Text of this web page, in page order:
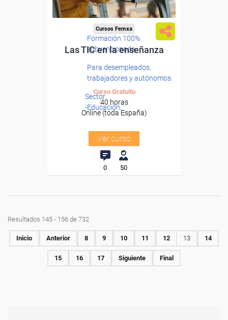
Formación 100%
subvencionada.
Para desempleados,
trabajadores y autónomos.
Sector
-Educación.
Cursos Femxa
Las TIC en la enseñanza
Curso Gratuito
40 horas
Online (toda España)
Ver curso
0 50
Resultados 145 - 156 de 732
Inicio Anterior 8 9 10 11 12 13 14
15 16 17 Siguiente Final